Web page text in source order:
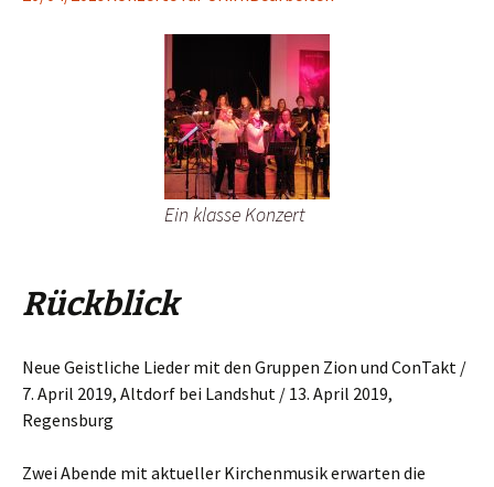
Ein klasse Konzert
Rückblick
Neue Geistliche Lieder mit den Gruppen Zion und ConTakt /
7. April 2019, Altdorf bei Landshut / 13. April 2019,
Regensburg
Zwei Abende mit aktueller Kirchenmusik erwarten die